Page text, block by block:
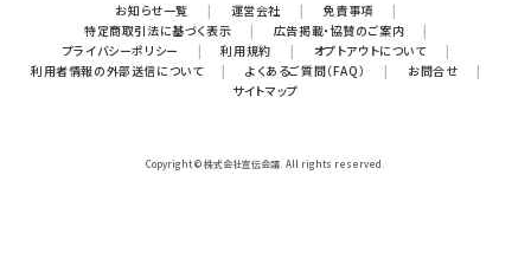
お知らせ一覧 | 運営会社 | 免責事項
|
特定商取引法に基づく表示
| 広告掲載・協賛のご案内
|
プライバシーポリシー
| 利用規約 | オプトアウトについて
|
利用者情報の外部送信について
| よくあるご質問（FAQ） | お問合せ
|
サイトマップ
Copyright © 株式会社宣伝会議. All rights reserved.